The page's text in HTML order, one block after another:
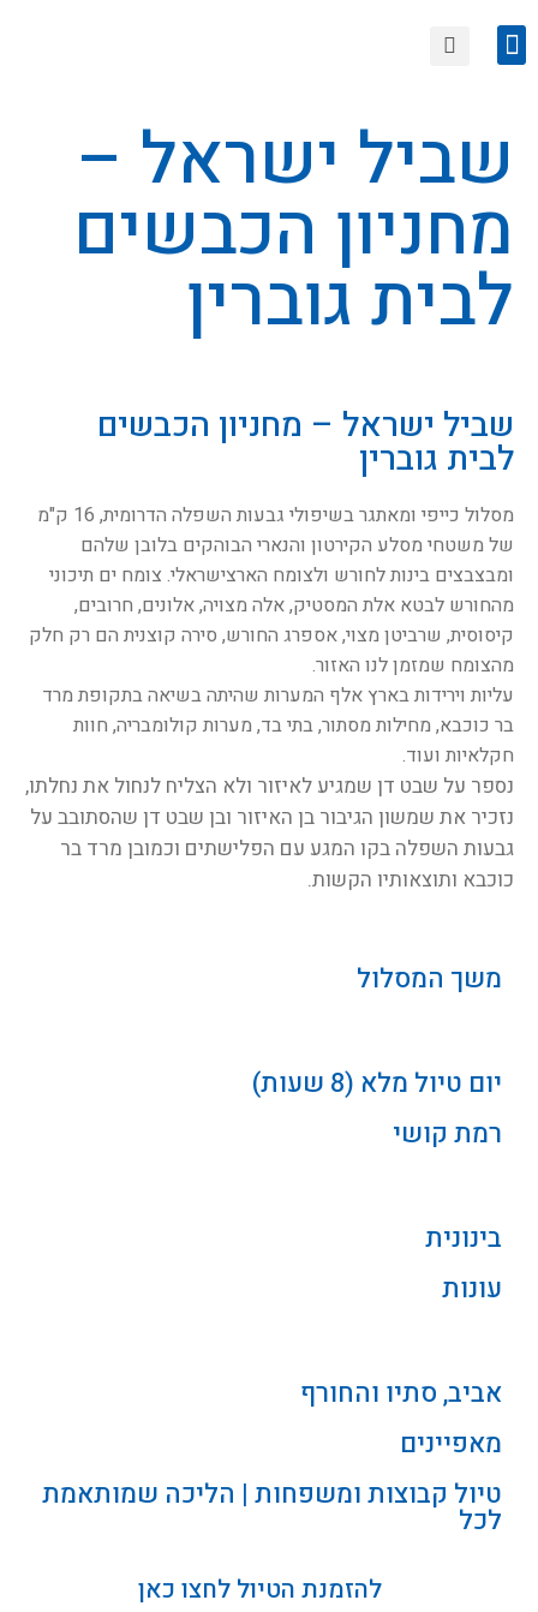
שביל ישראל –
מחניון הכבשים
לבית גוברין
שביל ישראל – מחניון הכבשים
לבית גוברין
מסלול כייפי ומאתגר בשיפולי גבעות השפלה הדרומית, 16 ק"מ
של משטחי מסלע הקירטון והנארי הבוהקים בלובן שלהם
ומבצבצים בינות לחורש ולצומח הארצישראלי. צומח ים תיכוני
מהחורש לבטא אלת המסטיק, אלה מצויה, אלונים, חרובים,
קיסוסית, שרביטן מצוי, אספרג החורש, סירה קוצנית הם רק חלק
מהצומח שמזמן לנו האזור.
עליות וירידות בארץ אלף המערות שהיתה בשיאה בתקופת מרד
בר כוכבא, מחילות מסתור, בתי בד, מערות קולומבריה, חוות
חקלאיות ועוד.
נספר על שבט דן שמגיע לאיזור ולא הצליח לנחול את נחלתו,
נזכיר את שמשון הגיבור בן האיזור ובן שבט דן שהסתובב על
גבעות השפלה בקו המגע עם הפלישתים וכמובן מרד בר
כוכבא ותוצאותיו הקשות.
משך המסלול
יום טיול מלא (8 שעות)
רמת קושי
בינונית
עונות
אביב, סתיו והחורף
מאפיינים
טיול קבוצות ומשפחות | הליכה שמותאמת
לכל
להזמנת הטיול לחצו כאן